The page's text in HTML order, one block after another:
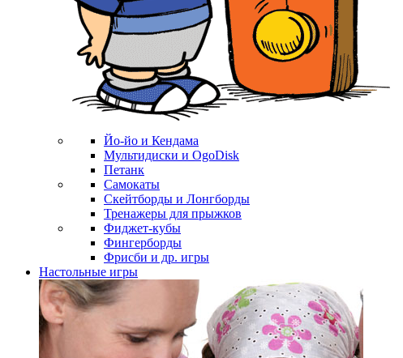
Йо-йо и Кендама
Мультидиски и OgoDisk
Петанк
Самокаты
Скейтборды и Лонгборды
Тренажеры для прыжков
Фиджет-кубы
Фингерборды
Фрисби и др. игры
Настольные игры